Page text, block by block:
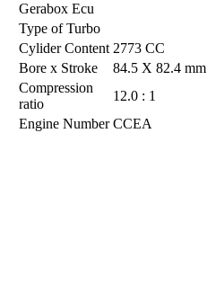
Gerabox Ecu
Type of Turbo
Cylider Content 2773 CC
Bore x Stroke
84.5 X 82.4 mm
Compression
ratio
12.0 : 1
Engine Number CCEA